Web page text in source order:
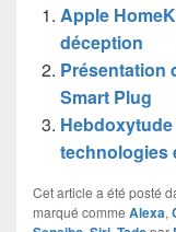
Apple
déception
Présentation
Smart Plug
Hebdoxytude
technologies
Cet article a été posté
marqué comme Alexa,